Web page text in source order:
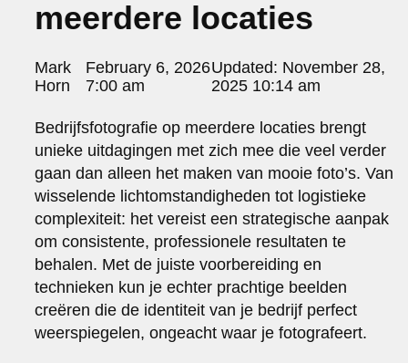
portraits 2
portraits 3
fd gazellen 2014
sanoma view 2014 – annual report
het zuiderlicht
thomas van luyn
various
parool christmas special
editorial
travel
commercial
fashion
contact
info@markhorn.nl
+31650600601
meerdere locaties
Posted
by:
Mark
Horn
February 6, 2026
7:00 am
Updated: November 28,
2025 10:14 am
Bedrijfsfotografie op meerdere locaties brengt
unieke uitdagingen met zich mee die veel verder
gaan dan alleen het maken van mooie foto’s. Van
wisselende lichtomstandigheden tot logistieke
complexiteit: het vereist een strategische aanpak
om consistente, professionele resultaten te
behalen. Met de juiste voorbereiding en
technieken kun je echter prachtige beelden
creëren die de identiteit van je bedrijf perfect
weerspiegelen, ongeacht waar je fotografeert.